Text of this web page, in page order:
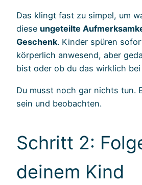
Das klingt fast zu simpel, um
diese ungeteilte
Geschenk. Kinder spüren
körperlich anwesend, aber
bist oder ob du das wirklich
Du musst noch gar nichts tun.
sein und beobachten.
Schritt 2:
deinem Kind